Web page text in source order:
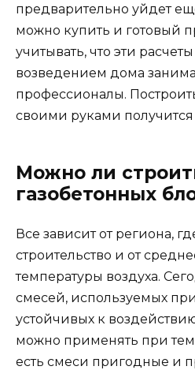
предварительно уйдет
можно купить и готовый
учитывать, что эти
возведением дома
профессионалы.
своими руками получится
Можно ли
газобетонных
Все зависит от региона,
строительство и от
температуры воздуха.
смесей, используемых
устойчивых к
можно применять при
есть смеси пригодные и